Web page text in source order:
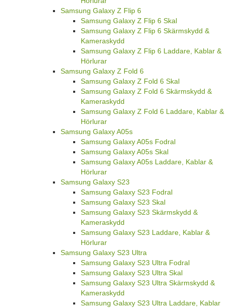
Samsung Galaxy Z Flip 6
Samsung Galaxy Z Flip 6 Skal
Samsung Galaxy Z Flip 6 Skärmskydd &
Kameraskydd
Samsung Galaxy Z Flip 6 Laddare, Kablar &
Hörlurar
Samsung Galaxy Z Fold 6
Samsung Galaxy Z Fold 6 Skal
Samsung Galaxy Z Fold 6 Skärmskydd &
Kameraskydd
Samsung Galaxy Z Fold 6 Laddare, Kablar &
Hörlurar
Samsung Galaxy A05s
Samsung Galaxy A05s Fodral
Samsung Galaxy A05s Skal
Samsung Galaxy A05s Laddare, Kablar &
Hörlurar
Samsung Galaxy S23
Samsung Galaxy S23 Fodral
Samsung Galaxy S23 Skal
Samsung Galaxy S23 Skärmskydd &
Kameraskydd
Samsung Galaxy S23 Laddare, Kablar &
Hörlurar
Samsung Galaxy S23 Ultra
Samsung Galaxy S23 Ultra Fodral
Samsung Galaxy S23 Ultra Skal
Samsung Galaxy S23 Ultra Skärmskydd &
Kameraskydd
Samsung Galaxy S23 Ultra Laddare, Kablar